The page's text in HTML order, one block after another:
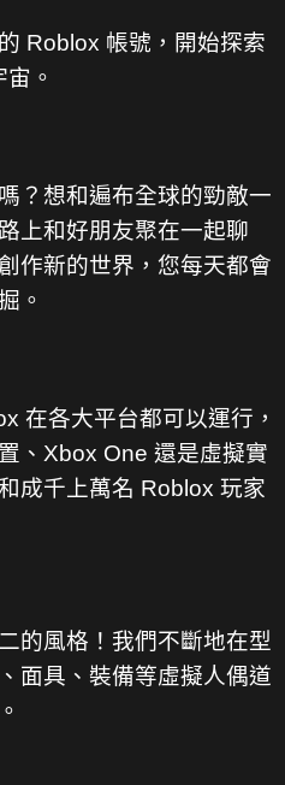
Roblox 帳號，開始探索
。
？想和遍布全球的勁敵一
上和好朋友聚在一起聊
作新的世界，您每天都會
。
在各大平台都可以運行，
、Xbox One 還是虛擬實
成千上萬名 Roblox 玩家
的風格！我們不斷地在型
面具、裝備等虛擬人偶道